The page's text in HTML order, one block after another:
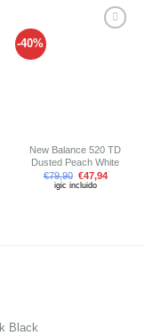
-40%
New Balance 520 TD
Dusted Peach White
€79,90 €47,94
igic incluido
Black